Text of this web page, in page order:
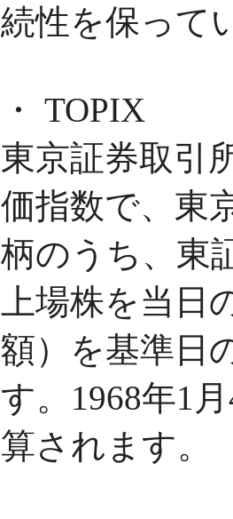
続性を保って
・ TOPIX
東京証券取引
価指数で、東
柄のうち、東
上場株を当
額）を基準日
す。1968年1
算されます。